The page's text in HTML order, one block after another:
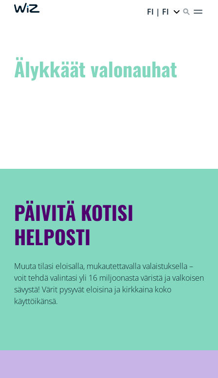
FI | FI
Älykkäät valonauhat
PÄIVITÄ KOTISI
HELPOSTI
Muuta tilasi eloisalla, mukautettavalla valaistuksella –
voit tehdä valintasi yli 16 miljoonasta väristä ja valkoisen
sävystä! Värit pysyvät eloisina ja kirkkaina koko
käyttöikänsä.